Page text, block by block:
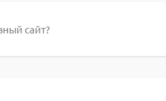
сайт?